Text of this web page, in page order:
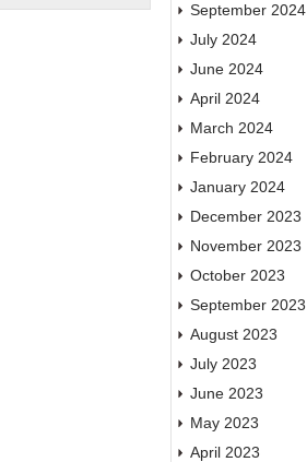
September 2024
July 2024
June 2024
April 2024
March 2024
February 2024
January 2024
December 2023
November 2023
October 2023
September 2023
August 2023
July 2023
June 2023
May 2023
April 2023